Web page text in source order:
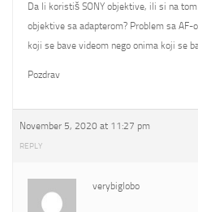
Da li koristiš SONY objektive, ili si na
objektive sa adapterom? Problem sa
koji se bave videom nego onima koji se
Pozdrav
November 5, 2020 at 11:27 pm
REPLY
verybiglobo